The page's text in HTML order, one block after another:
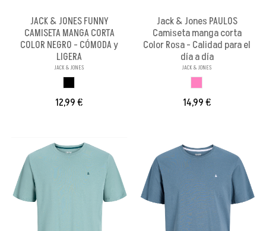
JACK & JONES FUNNY
CAMISETA MANGA CORTA
COLOR NEGRO - CÓMODA y
LIGERA
JACK & JONES
12,99 €
Jack & Jones PAULOS
Camiseta manga corta
Color Rosa - Calidad para el
día a día
JACK & JONES
14,99 €